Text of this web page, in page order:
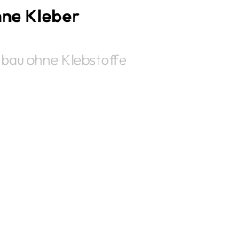
Kleber
ohne Klebstoffe